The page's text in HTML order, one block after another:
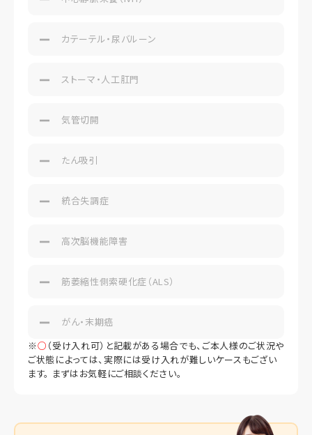
カテーテル・尿バルーン
ストーマ・人工肛門
気管切開
たん吸引
統合失調症
高次脳機能障害
筋萎縮性側索硬化症（ALS）
がん・末期癌
※○ （受け入れ可）と記載がある場合でも、ご本人様のご状況や
ご状態によっては、実際には受け入れが難しいケースもござい
ます。 まずはお気軽にご相談ください。